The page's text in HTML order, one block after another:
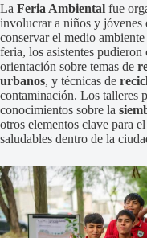
La Feria Ambiental fue
involucrar a niños y jóvenes
conservar el medio
feria, los asistentes
orientación sobre temas de
urbanos, y técnicas de
contaminación. Los talleres
conocimientos sobre la
otros elementos clave para
saludables dentro de la